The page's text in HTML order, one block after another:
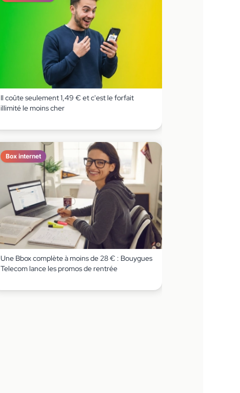
Il coûte seulement 1,49 € et c'est le forfait
illimité le moins cher
Box internet
Une Bbox complète à moins de 28 € : Bouygues
Telecom lance les promos de rentrée